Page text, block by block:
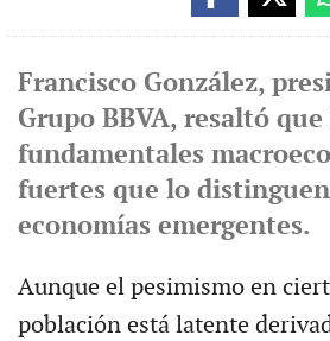
Francisco González,
Grupo BBVA, resaltó
fundamentales
fuertes que lo
economías emergentes.
Aunque el pesimismo en
población está latente